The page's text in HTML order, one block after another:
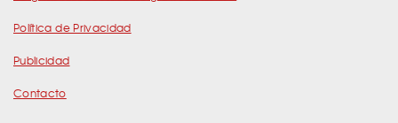
Política de Privacidad
Publicidad
Contacto